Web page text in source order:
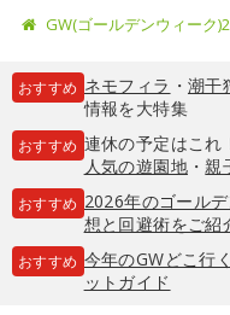
GW(ゴールデンウィーク
おすすめ ネモフィラ ・ 潮干
情報を大特集
おすすめ 連休の予定はこれ
人気の遊園地・親
おすすめ 2026年のゴール
想と回避術をご紹
おすすめ 今年のGWどこ行
ットガイド